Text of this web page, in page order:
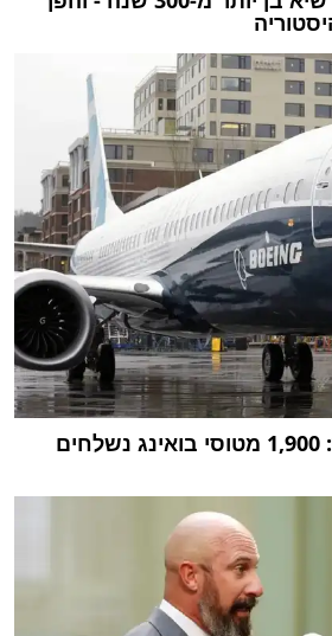
סדקים בגוף המטוס: 1,900 מטוסי בואינג נשלחים